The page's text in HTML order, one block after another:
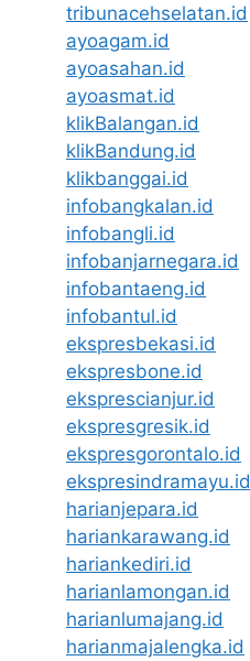
tribunacehselatan.id
ayoagam.id
ayoasahan.id
ayoasmat.id
klikBalangan.id
klikBandung.id
klikbanggai.id
infobangkalan.id
infobangli.id
infobanjarnegara.id
infobantaeng.id
infobantul.id
ekspresbekasi.id
ekspresbone.id
eksprescianjur.id
ekspresgresik.id
ekspresgorontalo.id
ekspresindramayu.id
harianjepara.id
hariankarawang.id
hariankediri.id
harianlamongan.id
harianlumajang.id
harianmajalengka.id